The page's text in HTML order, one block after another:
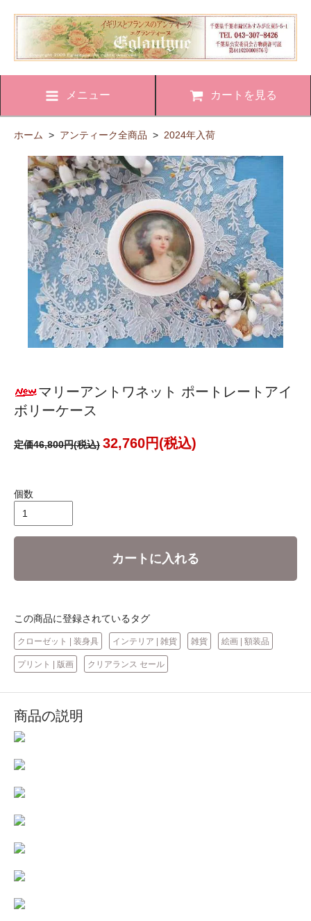
メニュー カートを見る
ホーム > アンティーク全商品 > 2024年入荷
マリーアントワネット ポートレートアイ
ボリーケース
定価46,800円(税込) 32,760円(税込)
個数
カートに入れる
この商品に登録されているタグ
クローゼット | 装身具 インテリア | 雑貨 雑貨 絵画 | 額装品
プリント | 版画 クリアランス セール
商品の説明